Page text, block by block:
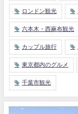
ロンドン観光
六本木・西麻布観光
カップル旅行
東京都内のグルメ
千葉市観光